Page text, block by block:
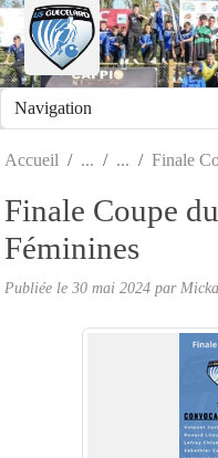
Accueil Finale
Finale Coupe
Féminines
Publiée le 30 mai 2024 par
Panneau de gestion des